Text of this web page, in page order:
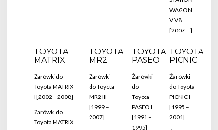
WAGON
V V8
[2007 – ]
TOYOTA
MATRIX
Żarówki do
Toyota MATRIX
I [2002 – 2008]
Żarówki do
Toyota MATRIX
TOYOTA
MR2
Żarówki
do Toyota
MR2 III
[1999 –
2007]
TOYOTA
PASEO
Żarówki
do
Toyota
PASEO I
[1991 –
1995]
TOYOTA
PICNIC
Żarówki
do Toyota
PICNIC I
[1995 –
2001]